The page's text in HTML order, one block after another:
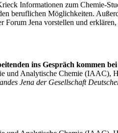
Informationen zum Chemie-
beruflichen Möglichkeiten.
Forum Jena vorstellen und
ins Gespräch kommen
und Analytische Chemie (IAAC),
Jena der Gesellschaft